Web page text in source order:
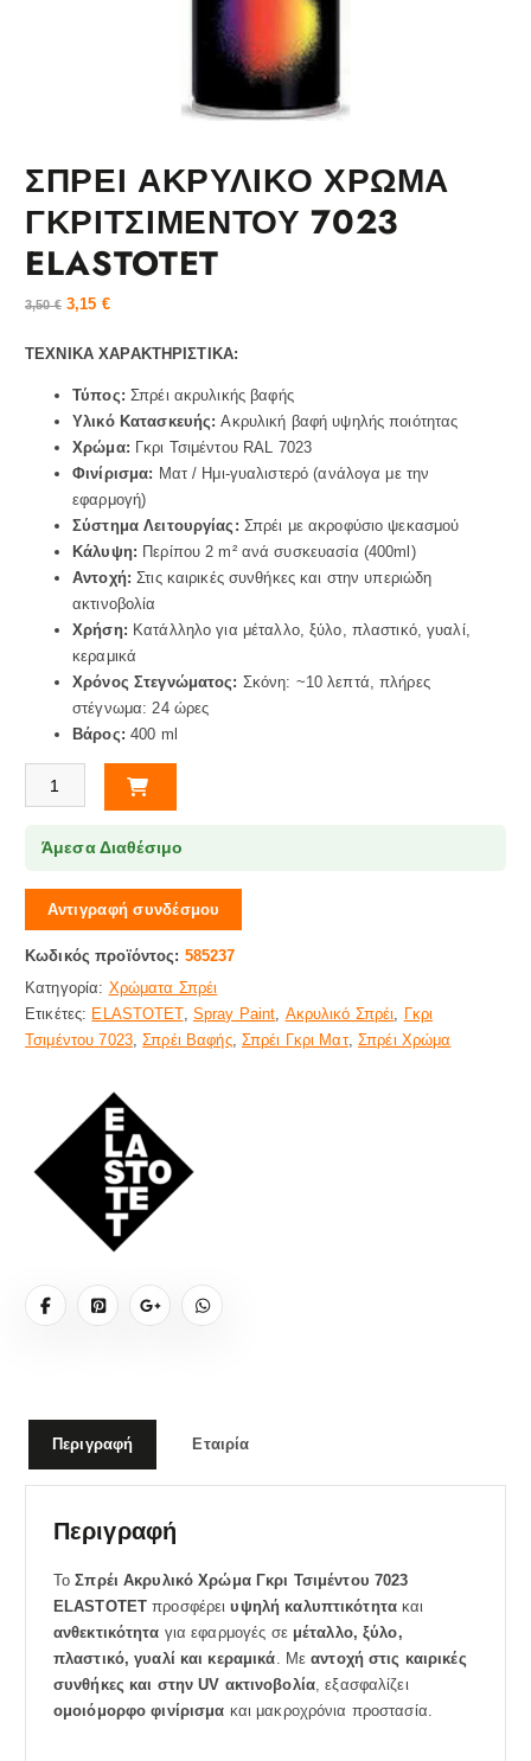
ΣΠΡΕΙ ΑΚΡΥΛΙΚΟ ΧΡΩΜΑ
ΓΚΡΙΤΣΙΜΕΝΤΟΥ 7023
ELASTOTET
3,50€ 3,15 €
ΤΕΧΝΙΚΑ ΧΑΡΑΚΤΗΡΙΣΤΙΚΑ:
Τύπος:Σπρέι ακρυλικής βαφής
Υλικό Κατασκευής:Ακρυλική βαφή υψηλής ποιότητας
Χρώμα: Γκρι Τσιμέντου RAL 7023
Φινίρισμα: Ματ / Ημι-γυαλιστερό (ανάλογα με την
εφαρμογή)
Σύστημα Λειτουργίας: Σπρέι με ακροφύσιο ψεκασμού
Κάλυψη: Περίπου 2 m² ανά συσκευασία (400ml)
Αντοχή:Στις καιρικές συνθήκες και στην υπεριώδη
ακτινοβολία
Χρήση: Κατάλληλο για μέταλλο, ξύλο, πλαστικό, γυαλί,
κεραμικά
Χρόνος Στεγνώματος: Σκόνη: ~10 λεπτά, πλήρες
στέγνωμα: 24 ώρες
Βάρος:400 ml
ΣΠΡΕΙ ΑΚΡΥΛΙΚΟ ΧΡΩΜΑ ΓΚΡΙΤΣΙΜΕΝΤΟΥ 7023 ELASTOTET
Άμεσα Διαθέσιμο
Αντιγραφή συνδέσμου
Κωδικός προϊόντος: 585237
Κατηγορία: Χρώματα Σπρέι
Ετικέτες: ELASTOTET, Spray Paint Ακρυλικό Σπρέι
Γκρι
Τσιμέντου 7023,Σπρέι Βαφής, Σπρέι Γκρι Ματ, Σπρέι Χρώμα
Περιγραφή Εταιρία
Περιγραφή
ΤοΣπρέι Ακρυλικό Χρώμα Γκρι Τσιμέντου 7023
ELASTOTET προσφέρειυψηλή καλυπτικότητακαι
ανθεκτικότητα για εφαρμογές σε μέταλλο, ξύλο,
πλαστικό, γυαλί και κεραμικά . Μεαντοχή στις καιρικές
συνθήκες και στην UV ακτινοβολία , εξασφαλίζει
ομοιόμορφο φινίρισμα και μακροχρόνια προστασία.